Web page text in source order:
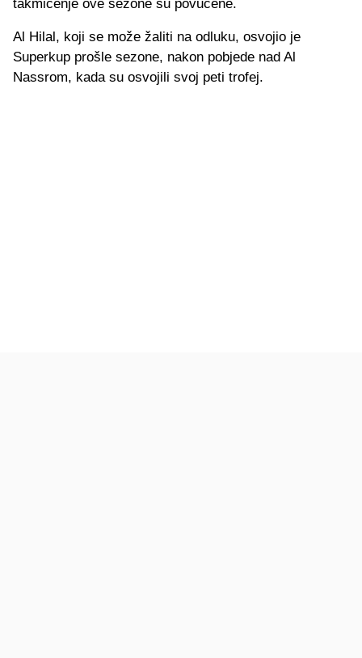
takmičenje ove sezone su povučene.
Al Hilal, koji se može žaliti na odluku, osvojio je
Superkup prošle sezone, nakon pobjede nad Al
Nassrom, kada su osvojili svoj peti trofej.